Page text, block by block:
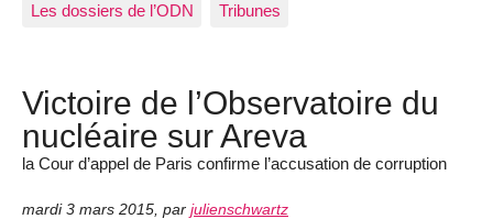
Les dossiers de l’ODN Tribunes
Victoire de l’Observatoire du
nucléaire sur Areva
la Cour d’appel de Paris confirme l’accusation de corruption
mardi 3 mars 2015 par julienschwartz